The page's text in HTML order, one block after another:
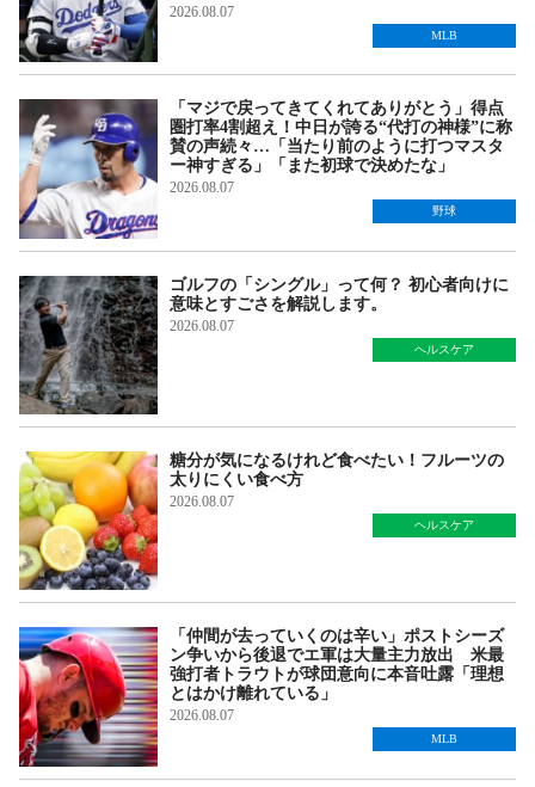
2026.08.07
MLB
「マジで戻ってきてくれてありがとう」得点
圏打率4割超え！中日が誇る“代打の神様”に称
賛の声続々…「当たり前のように打つマスタ
ー神すぎる」「また初球で決めたな」
2026.08.07
野球
ゴルフの「シングル」って何？ 初心者向けに
意味とすごさを解説します。
2026.08.07
ヘルスケア
糖分が気になるけれど食べたい！フルーツの
太りにくい食べ方
2026.08.07
ヘルスケア
「仲間が去っていくのは辛い」ポストシーズ
ン争いから後退でエ軍は大量主力放出 米最
強打者トラウトが球団意向に本音吐露「理想
とはかけ離れている」
2026.08.07
MLB